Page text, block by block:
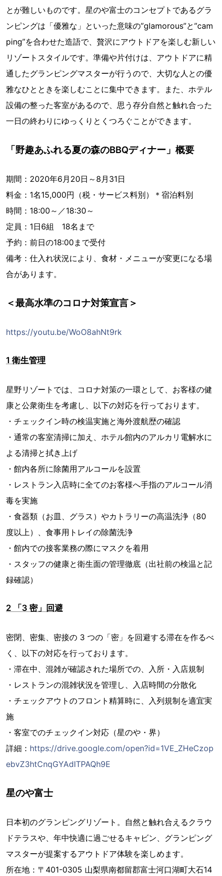
とが難しいものです。星のや富士のコンセプトであるグラ
ンピングは「優雅な」といった意味の”glamorous”と”cam
ping”を合わせた造語で、贅沢にアウトドアを楽しむ新しい
リゾートスタイルです。準備や片付けは、アウトドアに精
通したグランピングマスターが行うので、大切な人との優
雅なひとときを楽しむことに集中できます。また、ホテル
設備の整った客室があるので、思う存分自然と触れ合った
一日の終わりにゆっくりとくつろぐことができます。
「野趣あふれる夏の森のBBQディナー」概要
期間：2020年6月20日～8月31日
料金：1名15,000円（税・サービス料別）＊宿泊料別
時間：18:00～／18:30～
定員：1日6組 18名まで
予約：前日の18:00まで受付
備考：仕入れ状況により、食材・メニューが変更になる場
合があります。
＜最高水準のコロナ対策宣言＞
https://youtu.be/WoO8ahNt9rk
1 衛生管理
星野リゾートでは、コロナ対策の一環として、お客様の健
康と公衆衛生を考慮し、以下の対応を行っております。
・チェックイン時の検温実施と海外渡航歴の確認
・通常の客室清掃に加え、ホテル館内のアルカリ電解水に
よる清掃と拭き上げ
・館内各所に除菌用アルコールを設置
・レストラン入店時に全てのお客様へ手指のアルコール消
毒を実施
・食器類（お皿、グラス）やカトラリーの高温洗浄（80
度以上）、食事用トレイの除菌洗浄
・館内での接客業務の際にマスクを着用
・スタッフの健康と衛生面の管理徹底（出社前の検温と記
録確認）
2 「3 密」回避
密閉、密集、密接の 3 つの「密」を回避する滞在を作るべ
く、以下の対応を行っております。
・滞在中、混雑が確認された場所での、入所・入店規制
・レストランの混雑状況を管理し、入店時間の分散化
・チェックアウトのフロント精算時に、入列規制を適宜実
施
・客室でのチェックイン対応（星のや・界）
詳細： https://drive.google.com/open?id=1VE_ZHeCzop
ebvZ3htCnqGYAdITPAQh9E
星のや富士
日本初のグランピングリゾート。自然と触れ合えるクラウ
ドテラスや、年中快適に過ごせるキャビン、グランピング
マスターが提案するアウトドア体験を楽しめます。
所在地：〒401-0305 山梨県南都留郡富士河口湖町大石14